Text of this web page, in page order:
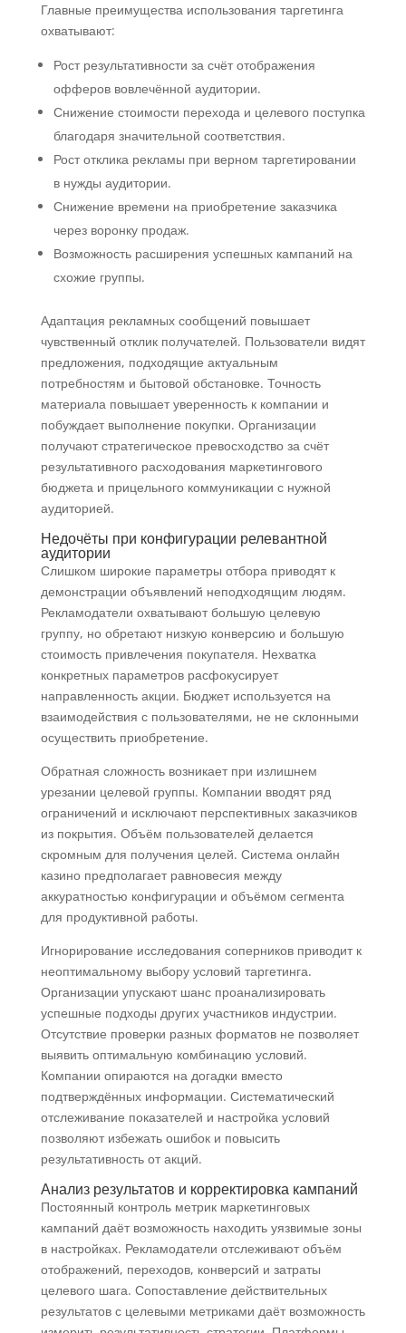
Главные преимущества использования таргетинга
охватывают:
Рост результативности за счёт отображения
офферов вовлечённой аудитории.
Снижение стоимости перехода и целевого поступка
благодаря значительной соответствия.
Рост отклика рекламы при верном таргетировании
в нужды аудитории.
Снижение времени на приобретение заказчика
через воронку продаж.
Возможность расширения успешных кампаний на
схожие группы.
Адаптация рекламных сообщений повышает
чувственный отклик получателей. Пользователи видят
предложения, подходящие актуальным
потребностям и бытовой обстановке. Точность
материала повышает уверенность к компании и
побуждает выполнение покупки. Организации
получают стратегическое превосходство за счёт
результативного расходования маркетингового
бюджета и прицельного коммуникации с нужной
аудиторией.
Недочёты при конфигурации релевантной
аудитории
Слишком широкие параметры отбора приводят к
демонстрации объявлений неподходящим людям.
Рекламодатели охватывают большую целевую
группу, но обретают низкую конверсию и большую
стоимость привлечения покупателя. Нехватка
конкретных параметров расфокусирует
направленность акции. Бюджет используется на
взаимодействия с пользователями, не не склонными
осуществить приобретение.
Обратная сложность возникает при излишнем
урезании целевой группы. Компании вводят ряд
ограничений и исключают перспективных заказчиков
из покрытия. Объём пользователей делается
скромным для получения целей. Система онлайн
казино предполагает равновесия между
аккуратностью конфигурации и объёмом сегмента
для продуктивной работы.
Игнорирование исследования соперников приводит к
неоптимальному выбору условий таргетинга.
Организации упускают шанс проанализировать
успешные подходы других участников индустрии.
Отсутствие проверки разных форматов не позволяет
выявить оптимальную комбинацию условий.
Компании опираются на догадки вместо
подтверждённых информации. Систематический
отслеживание показателей и настройка условий
позволяют избежать ошибок и повысить
результативность от акций.
Анализ результатов и корректировка кампаний
Постоянный контроль метрик маркетинговых
кампаний даёт возможность находить уязвимые зоны
в настройках. Рекламодатели отслеживают объём
отображений, переходов, конверсий и затраты
целевого шага. Сопоставление действительных
результатов с целевыми метриками даёт возможность